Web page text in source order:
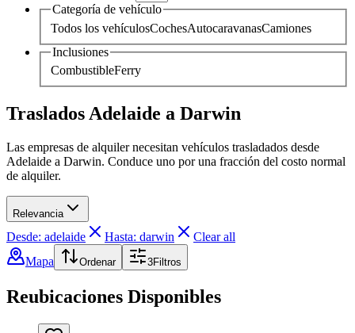
Categoría de vehículo
Todos los vehículosCochesAutocaravanasCamiones
Inclusiones
CombustibleFerry
Traslados Adelaide a Darwin
Las empresas de alquiler necesitan vehículos trasladados desde
Adelaide a Darwin. Conduce uno por una fracción del costo normal
de alquiler.
Relevancia
Desde: adelaide Hasta: darwin
Clear all
Mapa
Ordenar 3Filtros
Reubicaciones Disponibles